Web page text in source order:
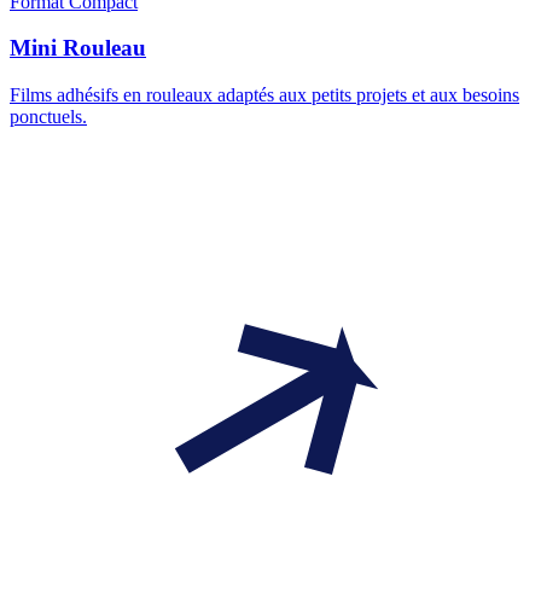
Mini Rouleau
Films adhésifs en rouleaux adaptés aux petits projets et aux besoins
ponctuels.